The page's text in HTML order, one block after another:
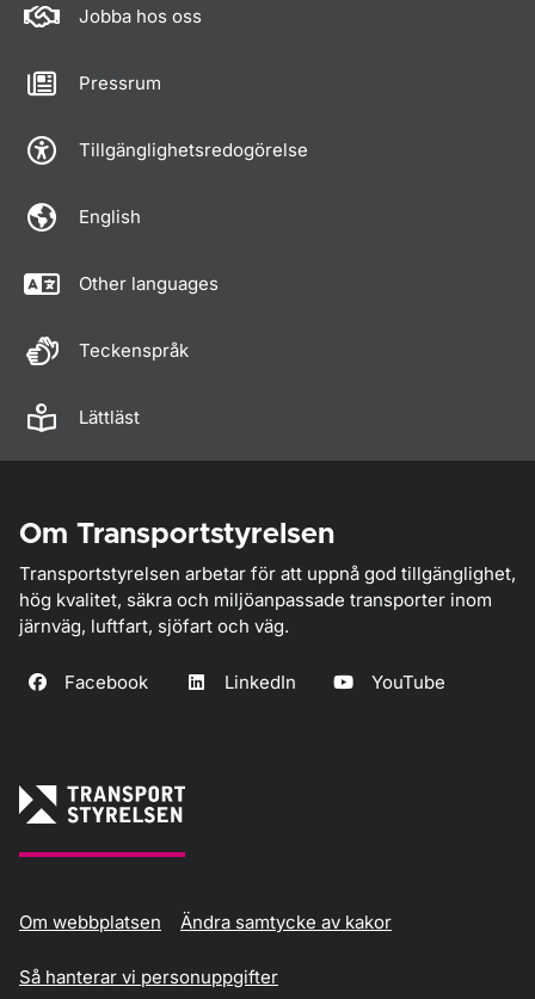
Jobba hos oss
Pressrum
Tillgänglighetsredogörelse
English
Other languages
Teckenspråk
Lättläst
Om Transportstyrelsen
Transportstyrelsen arbetar för att uppnå god tillgänglighet,
hög kvalitet, säkra och miljöanpassade transporter inom
järnväg, luftfart, sjöfart och väg.
Facebook LinkedIn YouTube
Om webbplatsen Ändra samtycke av kakor
Så hanterar vi personuppgifter